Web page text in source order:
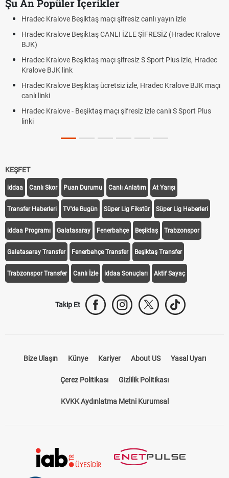
Şu An Popüler İçerikler
Hradec Kralove Beşiktaş maçı şifresiz canlı yayın izle
Hradec Kralove Beşiktaş CANLI İZLE ŞİFRESİZ (Hradec Kralove
BJK)
Hradec Kralove Beşiktaş maçı şifresiz S Sport Plus izle, Hradec
Kralove BJK link
Hradec Kralove Beşiktaş ücretsiz izle, Hradec Kralove BJK maçı
canlı linki
Hradec Kralove - Beşiktaş maçı şifresiz izle canlı S Sport Plus
linki
KEŞFET
iddaa Canlı Skor Puan Durumu Canlı Anlatım At Yarışı
Transfer Haberleri TV'de Bugün Süper Lig Fikstür Süper Lig Haberleri
iddaa Programı Galatasaray Fenerbahçe Beşiktaş Trabzonspor
Galatasaray Transfer Fenerbahçe Transfer Beşiktaş Transfer
Trabzonspor Transfer Canlı İzle iddaa Sonuçları Aktif Sayaç
Takip Et
Bize Ulaşın Künye Kariyer About US Yasal Uyarı
Çerez Politikası Gizlilik Politikası
KVKK Aydınlatma Metni Kurumsal